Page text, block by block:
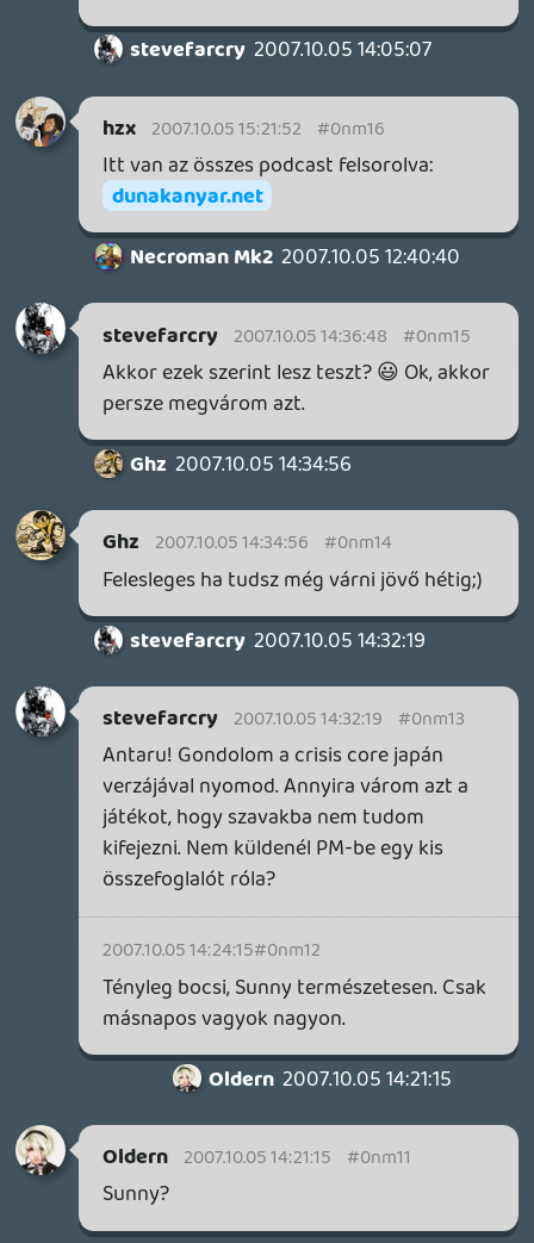
Nem hiszem, hogy nagyképüsködésnek
számít, ha valami zavar. De mint ahogy
csak megjegyeztem. Ettől még ugyan
olyan jó a Podcast. Hozzáteszem nem
vagyok koránt sem perfekt angol, tehát
nem ezért mondtam. Érdekes, a többiek
megértették, csak neked sikerült megint
egy ilyen hsz. - t írnod a dologra. De ha
belőled ilyet vált ki, akkor inkább
visszaszívom. Fáradt vagyok a vitához...
😉
2007.10.05 12:52:38
drag 2007.10.05 12:55:59 #0nm0u
De ha rosszak lesztek, akkor felvesszük a
brit stílust, és hájlózni fogunk. 😃
Ghz 2007.10.05 12:52:38 #0nm0t
Pontosan azért mert magyarok vagyunk,
mondjuk halonak. Nem fogok hélozni,
beszélek eleget ánglisül, nem kell
mindenben majmolni az inglish diviziót.
Engem sem érdekel, hogy nem tudják
kimondani, hogy Gulyás leves:) És már
megbocsáss (de ez egy örök vita téma)
pont az a nagyképüsködés, hogy ettől "áll
fel a szőr a hátadon":) Szóval HALO, igérem
a jövőben is figyelek rá, hogy még
véletlenül se hélozzak;)
RolEnD 2007.10.05 12:45:14
rá a héjlóra, így hirtelenjében tényleg
könnyű eltéveszteni. Azért párszor
szerencsére sikerült helyesen kimondani.
2007.10.05 12:45:14
liquid
Egen, héló, valóban. Csak a halo eccerűbb
🙂, pláne, ha lendületbes a társalgás.
Megpróbálunk odafigyelni rá.